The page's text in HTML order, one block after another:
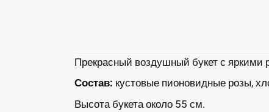
Прекрасный воздушный букет с
Состав: кустовые пионовидные розы,
Высота букета около 55 см.